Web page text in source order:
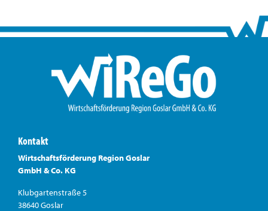
Kontakt
Wirtschaftsförderung Region Goslar
GmbH & Co. KG
Klubgartenstraße 5
38640 Goslar